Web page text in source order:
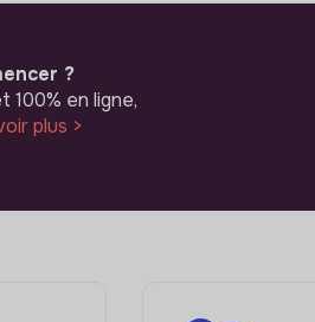
?
en ligne,
plus >